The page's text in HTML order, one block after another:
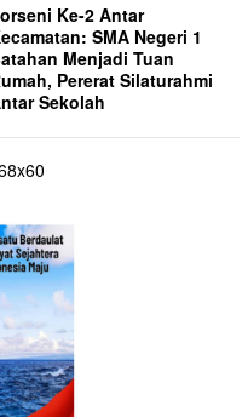
Ke-2 Antar
SMA Negeri 1
Menjadi Tuan
Pererat Silaturahmi
Sekolah